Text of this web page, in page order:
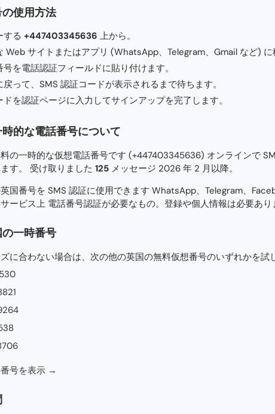
使用方法
する +447403345636 上から。
Web サイトまたはアプリ (WhatsApp、Telegram、Gmail など) に
を電話認証フィールドに貼り付けます。
戻って、SMS 認証コードが表示されるまで待ちます。
を認証ページに入力してサインアップを完了します。
的な電話番号について
の一時的な仮想電話番号です (+447403345636) オンラインで
す。 受け取りました 125 メッセージ 2026 年 2 月以降。
国番号を SMS 認証に使用できます WhatsApp、Telegram、
ービス上 電話番号認証が必要なもの。登録や個人情報は必要あり
一時番号
に合わない場合は、次の他の英国の無料仮想番号のいずれかを試
号を表示 →